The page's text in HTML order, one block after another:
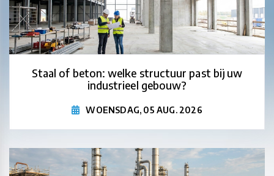
Staal of beton: welke structuur past bij uw
industrieel gebouw?
WOENSDAG, 05 AUG. 2026